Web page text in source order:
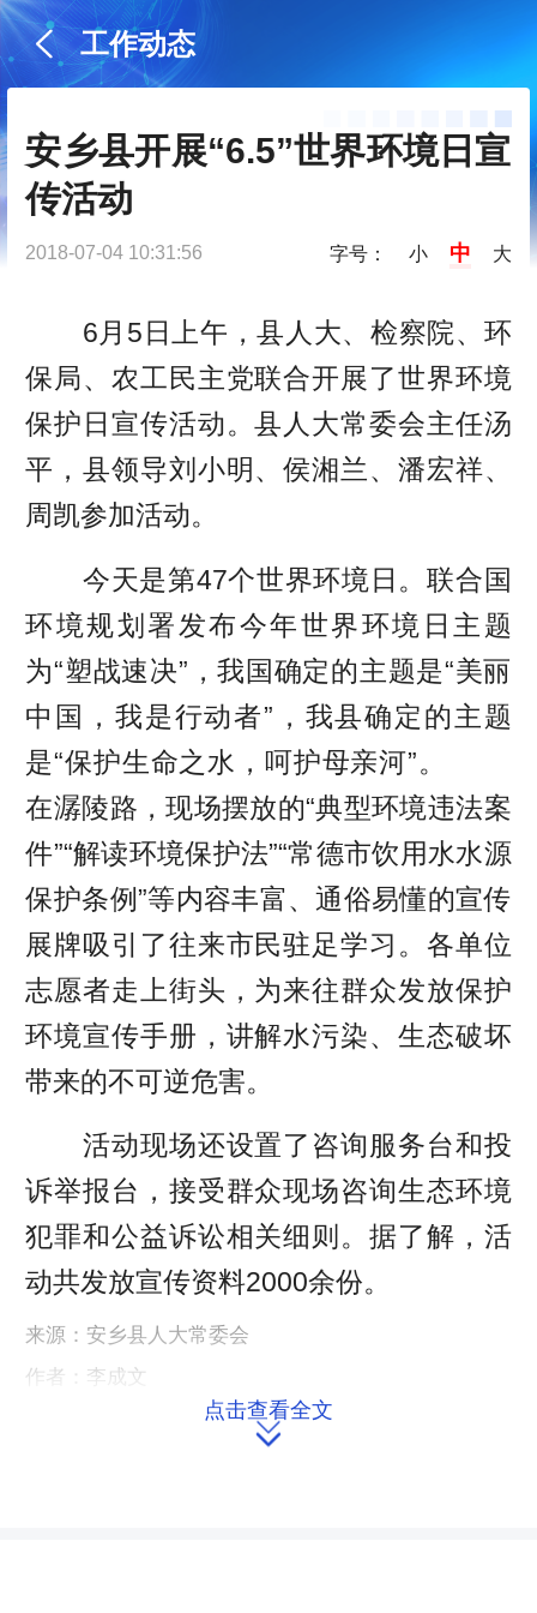
工作动态
安乡县开展“6.5”世界环境日宣
传活动
2018-07-04 10:31:56 字号： 小 中 大
6月5日上午，县人大、检察院、环
保局、农工民主党联合开展了世界环境
保护日宣传活动。县人大常委会主任汤
平，县领导刘小明、侯湘兰、潘宏祥、
周凯参加活动。
今天是第47个世界环境日。联合国
环境规划署发布今年世界环境日主题
为“塑战速决”，我国确定的主题是“美丽
中国，我是行动者”，我县确定的主题
是“保护生命之水，呵护母亲河”。
在潺陵路，现场摆放的“典型环境违法案
件”“解读环境保护法”“常德市饮用水水源
保护条例”等内容丰富、通俗易懂的宣传
展牌吸引了往来市民驻足学习。各单位
志愿者走上街头，为来往群众发放保护
环境宣传手册，讲解水污染、生态破坏
带来的不可逆危害。
活动现场还设置了咨询服务台和投
诉举报台，接受群众现场咨询生态环境
犯罪和公益诉讼相关细则。据了解，活
动共发放宣传资料2000余份。
来源：安乡县人大常委会
作者：李成文
点击查看全文
